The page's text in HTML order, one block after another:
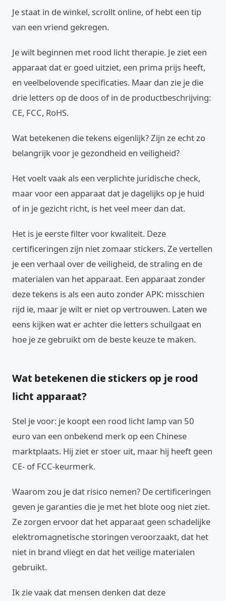
Je staat in de winkel, scrollt online, of hebt een tip
van een vriend gekregen.
Je wilt beginnen met rood licht therapie. Je ziet een
apparaat dat er goed uitziet, een prima prijs heeft,
en veelbelovende specificaties. Maar dan zie je die
drie letters op de doos of in de productbeschrijving:
CE, FCC, RoHS.
Wat betekenen die tekens eigenlijk? Zijn ze echt zo
belangrijk voor je gezondheid en veiligheid?
Het voelt vaak als een verplichte juridische check,
maar voor een apparaat dat je dagelijks op je huid
of in je gezicht richt, is het veel meer dan dat.
Het is je eerste filter voor kwaliteit. Deze
certificeringen zijn niet zomaar stickers. Ze vertellen
je een verhaal over de veiligheid, de straling en de
materialen van het apparaat. Een apparaat zonder
deze tekens is als een auto zonder APK: misschien
rijd ie, maar je wilt er niet op vertrouwen. Laten we
eens kijken wat er achter die letters schuilgaat en
hoe je ze gebruikt om de beste keuze te maken.
Wat betekenen die stickers op je rood
licht apparaat?
Stel je voor: je koopt een rood licht lamp van 50
euro van een onbekend merk op een Chinese
marktplaats. Hij ziet er stoer uit, maar hij heeft geen
CE- of FCC-keurmerk.
Waarom zou je dat risico nemen? De certificeringen
geven je garanties die je met het blote oog niet ziet.
Ze zorgen ervoor dat het apparaat geen schadelijke
elektromagnetische storingen veroorzaakt, dat het
niet in brand vliegt en dat het veilige materialen
gebruikt.
Ik zie vaak dat mensen denken dat deze